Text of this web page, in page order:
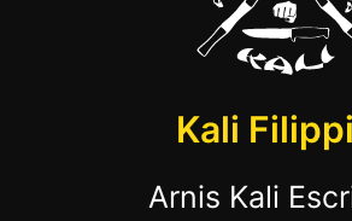
Kali
Arnis Kali